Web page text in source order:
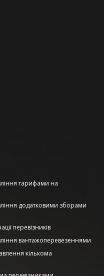
тарифами на
додатковими зборами
перевізників
вантажоперевезеннями
кількома